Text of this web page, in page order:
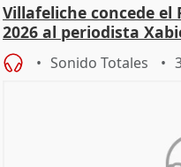
Villafeliche concede el
2026 al periodista
Sonido Totales